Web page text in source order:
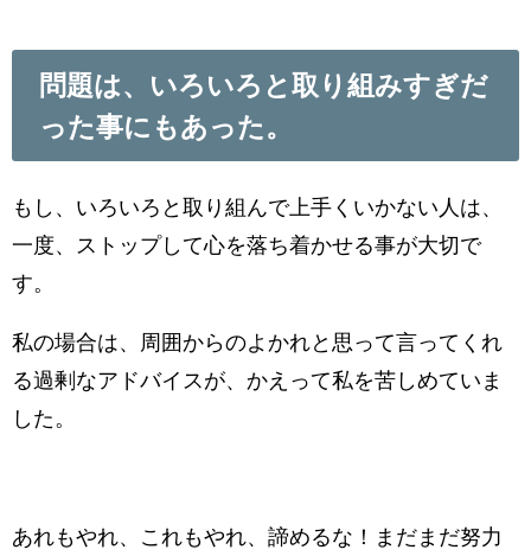
問題は、いろいろと取り組みすぎだ
った事にもあった。
もし、いろいろと取り組んで上手くいかない人は、
一度、ストップして心を落ち着かせる事が大切で
す。
私の場合は、周囲からのよかれと思って言ってくれ
る過剰なアドバイスが、かえって私を苦しめていま
した。
あれもやれ、これもやれ、諦めるな！まだまだ努力